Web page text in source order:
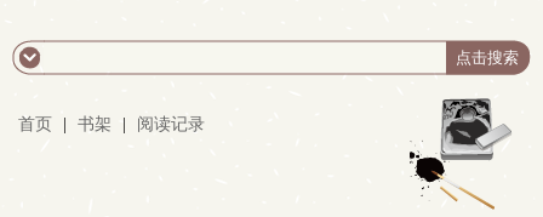
首页 书架 阅读记录